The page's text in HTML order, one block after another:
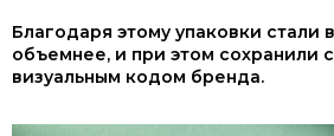
Благодаря этому упаковки стали
объемнее, и при этом сохранили
визуальным кодом бренда.